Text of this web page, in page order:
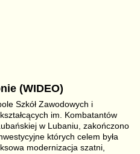
(WIDEO)
Szkół Zawodowych i
im. Kombatantów
w Lubaniu, zakończono
których celem była
modernizacja szatni,